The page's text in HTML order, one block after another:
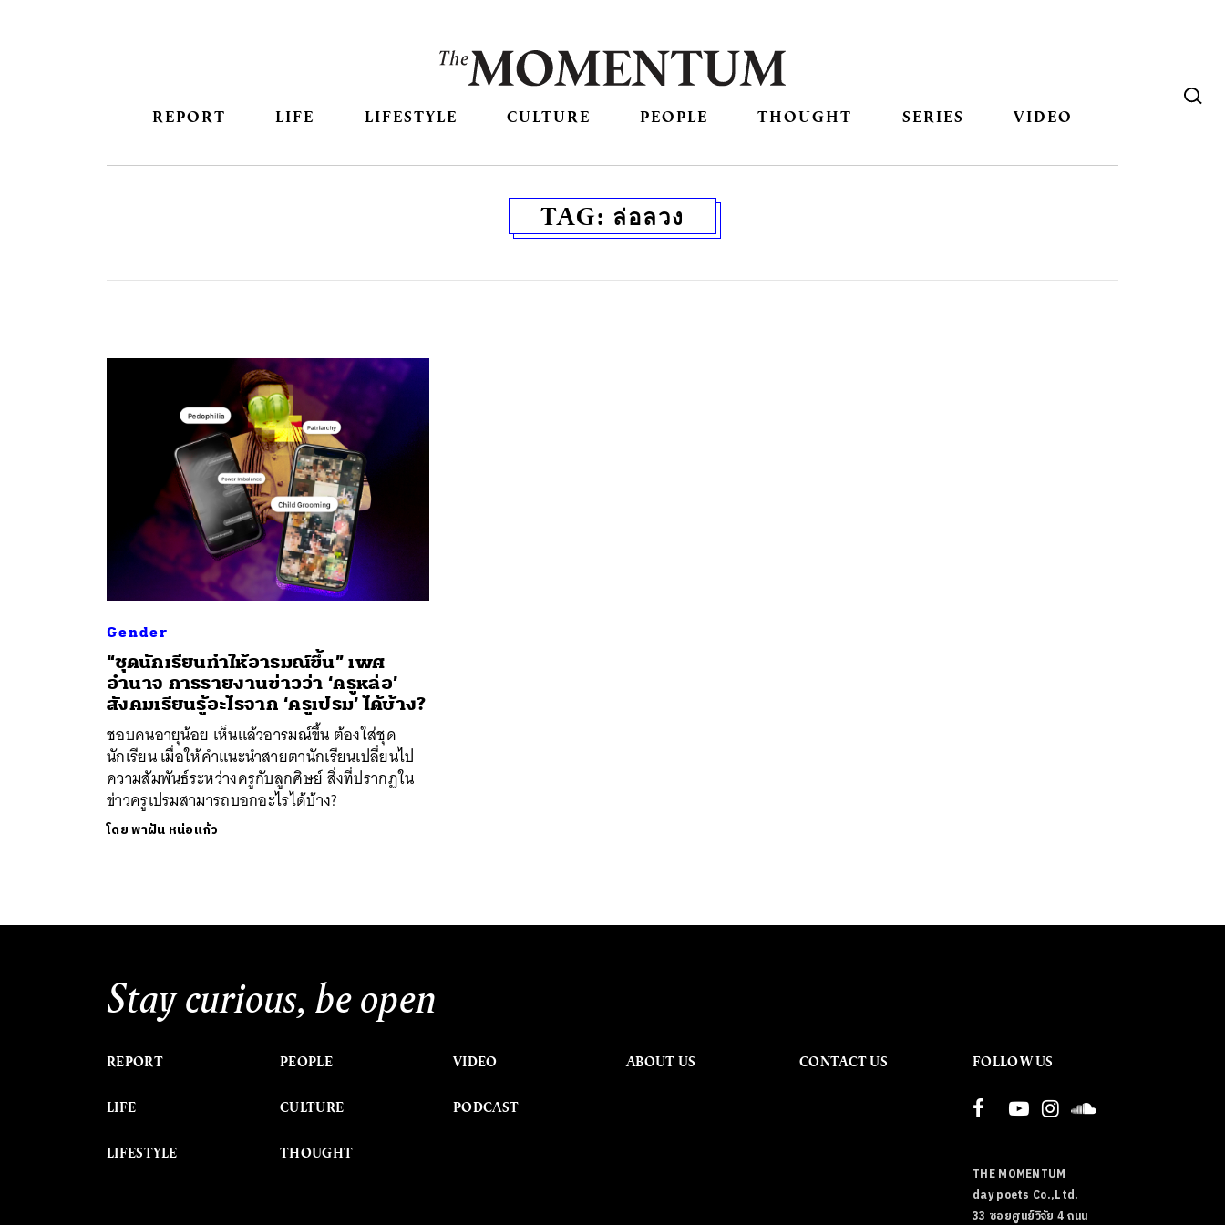
REPORT LIFE LIFESTYLE CULTURE PEOPLE THOUGHT SERIES VIDEO
TAG: ล่อลวง
Gender
“ชุดนักเรียนทำให้อารมณ์ขึ้น” เพศ
อำนาจ การรายงานข่าวว่า ‘ครูหล่อ’
สังคมเรียนรู้อะไรจาก ‘ครูเปรม’ ได้บ้าง?
ชอบคนอายุน้อย เห็นแล้วอารมณ์ขึ้น ต้องใส่ชุด
นักเรียน เมื่อให้คำแนะนำสายตานักเรียนเปลี่ยนไป
ความสัมพันธ์ระหว่างครูกับลูกศิษย์ สิ่งที่ปรากฏใน
ข่าวครูเปรมสามารถบอกอะไรได้บ้าง?
โดยพาฝัน หน่อแก้ว
Stay curious, be open
REPORT
LIFE
LIFESTYLE
PEOPLE
CULTURE
THOUGHT
VIDEO
PODCAST
ABOUT US CONTACT US FOLLOW US
THE MOMENTUM
day poets Co.,Ltd.
33 ซอยศูนย์วิจัย 4 ถนน
ค้นหา